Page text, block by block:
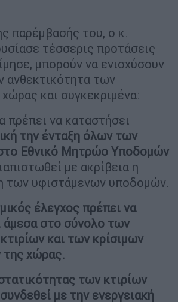
παρέμβασής του, ο κ.
τέσσερις προτάσεις
μπορούν να ενισχύσουν
ανθεκτικότητα των
και συγκεκριμένα:
πρέπει να καταστήσει
την ένταξη όλων των
Εθνικό Μητρώο Υποδομών
με ακρίβεια η
των υφιστάμενων υποδομών.
έλεγχος πρέπει να
άμεσα στο σύνολο των
και των κρίσιμων
χώρας.
των κτιρίων
με την ενεργειακή